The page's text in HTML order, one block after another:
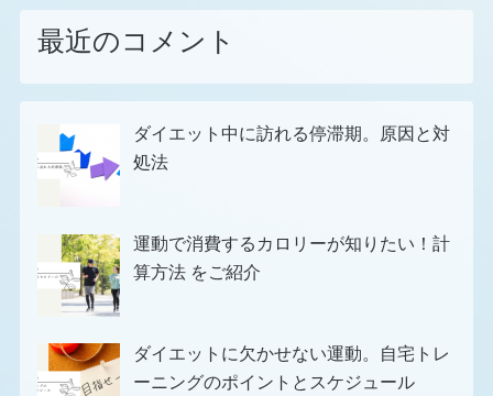
最近のコメント
ダイエット中に訪れる停滞期。原因と対
処法
運動で消費するカロリーが知りたい！計
算方法 をご紹介
ダイエットに欠かせない運動。自宅トレ
ーニングのポイントとスケジュール